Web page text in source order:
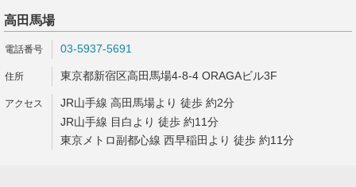
高田馬場
03-5937-5691
東京都新宿区高田馬場4-8-4 ORAGAビル3F
JR山手線 高田馬場より 徒歩 約2分
JR山手線 目白より 徒歩 約11分
東京メトロ副都心線 西早稲田より 徒歩 約11分